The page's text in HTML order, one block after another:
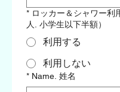
* ロッカー＆シャワー利
人. 小学生以下半額）
利用する
利用しない
* Name. 姓名